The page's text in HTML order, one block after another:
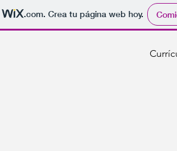
.com. Crea tu página web hoy.